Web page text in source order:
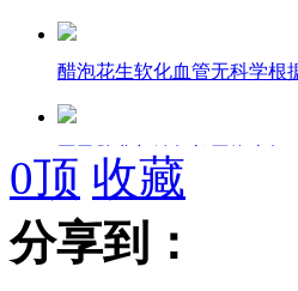
醋泡花生软化血管无科学根
国民脸盆与缝纫机网络走红
田管中心称不逼迫刘翔复出
0顶 收藏
分享到：